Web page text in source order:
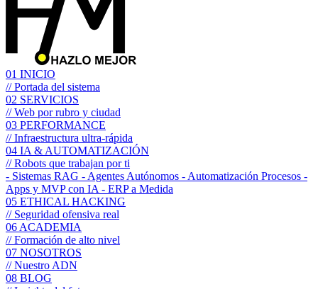
01 INICIO
// Portada del sistema
02 SERVICIOS
// Web por rubro y ciudad
03 PERFORMANCE
// Infraestructura ultra-rápida
04 IA & AUTOMATIZACIÓN
// Robots que trabajan por ti
- Sistemas RAG - Agentes Autónomos - Automatización Procesos -
Apps y MVP con IA - ERP a Medida
05 ETHICAL HACKING
// Seguridad ofensiva real
06 ACADEMIA
// Formación de alto nivel
07 NOSOTROS
// Nuestro ADN
08 BLOG